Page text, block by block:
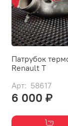
Патрубок
Renault T
Арт: 58617
6 000 ₽